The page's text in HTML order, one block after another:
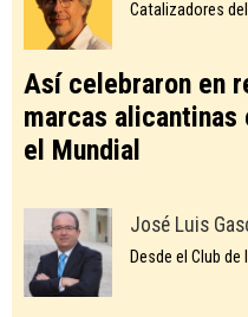
Catalizadores
Así celebraron en
marcas alicantinas
el Mundial
José Luis
Desde el Club